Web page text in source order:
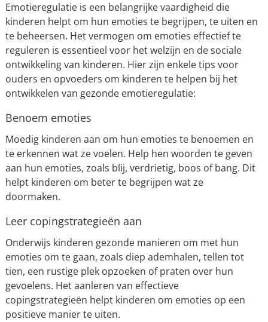
Emotieregulatie is een belangrijke vaardigheid die
kinderen helpt om hun emoties te begrijpen, te uiten en
te beheersen. Het vermogen om emoties effectief te
reguleren is essentieel voor het welzijn en de sociale
ontwikkeling van kinderen. Hier zijn enkele tips voor
ouders en opvoeders om kinderen te helpen bij het
ontwikkelen van gezonde emotieregulatie:
Benoem emoties
Moedig kinderen aan om hun emoties te benoemen en
te erkennen wat ze voelen. Help hen woorden te geven
aan hun emoties, zoals blij, verdrietig, boos of bang. Dit
helpt kinderen om beter te begrijpen wat ze
doormaken.
Leer copingstrategieën aan
Onderwijs kinderen gezonde manieren om met hun
emoties om te gaan, zoals diep ademhalen, tellen tot
tien, een rustige plek opzoeken of praten over hun
gevoelens. Het aanleren van effectieve
copingstrategieën helpt kinderen om emoties op een
positieve manier te uiten.